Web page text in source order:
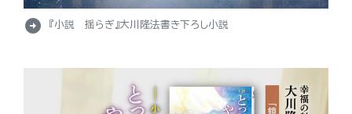
arrow_circle_right 『小説 揺らぎ』大川隆法書き下ろし小説